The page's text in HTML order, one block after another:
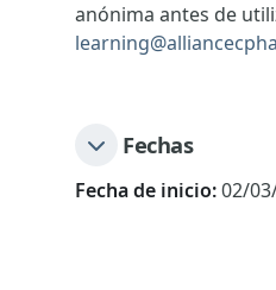
anónima antes de
Fechas
Fecha de inicio:02/